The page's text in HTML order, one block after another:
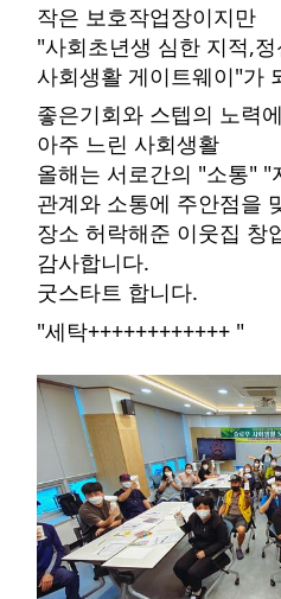
작은 보호작업장이지만
"사회초년생 심한 지적,
사회생활 게이트웨이"가
좋은기회와 스텝의 노력
아주 느린 사회생활
올해는 서로간의 "소통"
관계와 소통에 주안점을
장소 허락해준 이웃집 창
감사합니다.
굿스타트 합니다.
"세탁++++++++++++ "